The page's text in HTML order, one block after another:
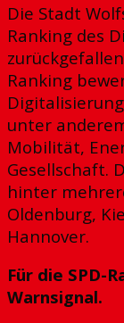
Die Stadt
Ranking des
Ranking
unter
Mobilität,
Gesellschaft.
hinter
Oldenburg,
Hannover.
Für die SPD-
Warnsignal.